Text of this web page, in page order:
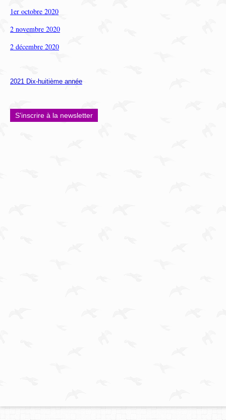
1er octobre 2020
2 novembre 2020
2 décembre 2020
2021 Dix-huitième année
S'inscrire à la newsletter